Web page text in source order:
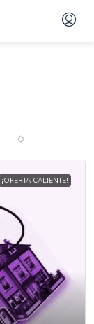
¡OFERTA CALIENTE!